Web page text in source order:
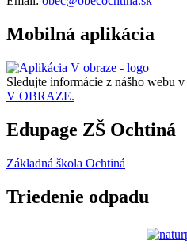
Mobilná aplikácia
Sledujte informácie z nášho webu v
V OBRAZE.
Edupage ZŠ Ochtiná
Základná škola Ochtiná
Triedenie odpadu